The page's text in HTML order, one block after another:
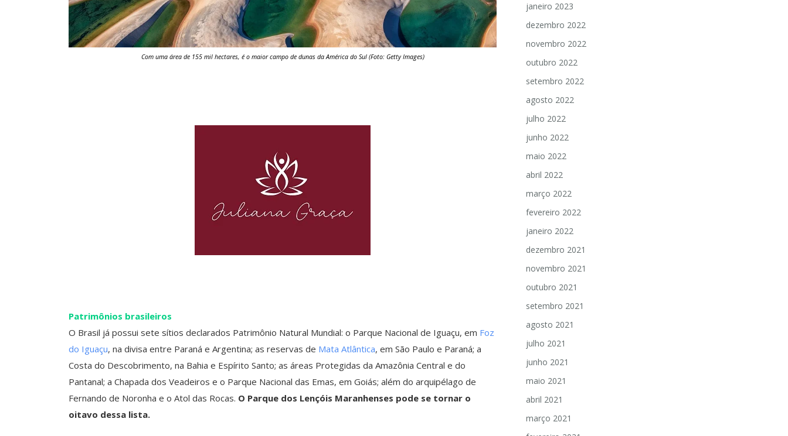
Com uma área de 155 mil hectares, é o maior campo de dunas da América do Sul (Foto: Getty Images)
Patrimônios brasileiros
O Brasil já possui sete sítios declarados Patrimônio Natural Mundial: o Parque Nacional de Iguaçu, em Foz
do Iguaçu, na divisa entre Paraná e Argentina; as reservas de Mata Atlântica, em São Paulo e Paraná; a
Costa do Descobrimento, na Bahia e Espírito Santo; as áreas Protegidas da Amazônia Central e do
Pantanal; a Chapada dos Veadeiros e o Parque Nacional das Emas, em Goiás; além do arquipélago de
Fernando de Noronha e o Atol das Rocas. O Parque dos Lençóis Maranhenses pode se tornar o
oitavo dessa lista.
janeiro 2023
dezembro 2022
novembro 2022
outubro 2022
setembro 2022
agosto 2022
julho 2022
junho 2022
maio 2022
abril 2022
março 2022
fevereiro 2022
janeiro 2022
dezembro 2021
novembro 2021
outubro 2021
setembro 2021
agosto 2021
julho 2021
junho 2021
maio 2021
abril 2021
março 2021